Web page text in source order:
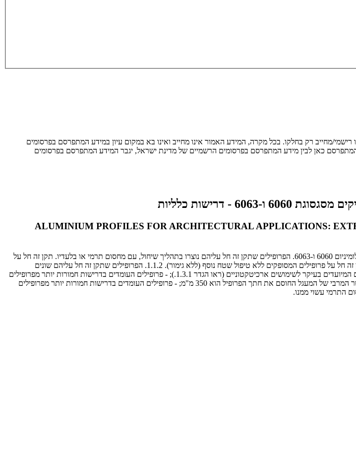
מחייב רק בחלקו. בכל מקרה, המידע האמור אינו מחייב ואינו בא במקום עיון במידע המתפרסם בפרסומים
כאן לבין מידע המתפרסם בפרסומים הרשמיים של מדינת ישראל, יגבר המידע המתפרסם בפרסומים
- דרישות כלליות
ALUMINIUM PROFILES FOR ARCHITECTURAL APPLICATIONS:
1.1.1. תקן זה חל על פרופילים מדויקים המיועדים בעיקר לשימושים ארכיטקטוניים והעשויים מסגסוגת אלומיניום 6060 ו-6063. הפרופילים שתקן זה חל עליהם נוצרו בתהליך שיחול, עם מחסום תרמי או בלעדיו. תקן זה חל על
פרופילים שבהם קוטרו המרבי של המעגל החוסם את חתך הפרופיל הוא 350 מ"מ (ראו ציורים 1 ו-2). תקן זה חל על פרופילים המסופקים ללא טיפול שטח נוסף (ללא גימור). 1.1.2. הפרופילים שתקן זה חל עליהם שונים
מפרופילים לשימושים הנדסיים כלליים, שחלה עליהם סדרת התקנים ת"י 4402. תקן זה חל על : - פרופילים המיועדים בעיקר לשימושים ארכיטקטוניים (ראו הגדר 1.3.1.); - פרופילים העומדים בדרישות חמורות יותר מפרופילים
לשימשוים הנדסיים כלליים בכל הקשור בטיב פני השטח של משטחים גלויים לעין; - פרופילים שבהם הקוטר המרבי של המעגל החוסם את חתך הפרופיל הוא 350 מ"מ; - פרופילים העומדים בדרישות חמורות יותר מפרופילים